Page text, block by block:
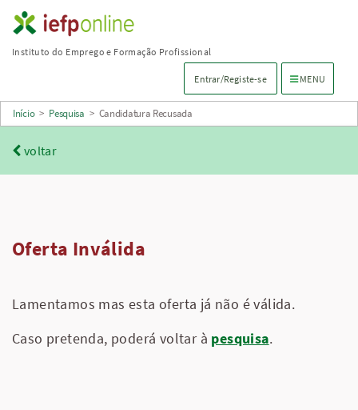
Saltar
para
principal
Instituto do Emprego e Formação Profissional
Entrar/Registe-se Menu de
MENU
Início > Pesquisa > Candidatura Recusada
voltar
Oferta Inválida
Lamentamos mas esta oferta já não é válida.
Caso pretenda, poderá voltar à pesquisa.